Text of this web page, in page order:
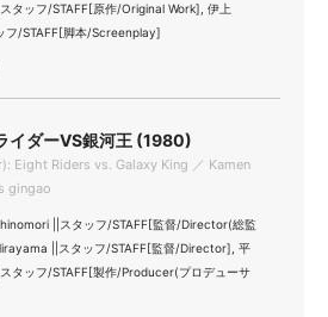
タッフ/STAFF[原作/Original Work], 伊上
フ/STAFF[脚本/Screenplay]
イダーVS銀河王 (1980)
Eight Riders vs. Galaxy King ／ Kamen
gingao
||スタッフ/STAFF[監督/Director(総監
||スタッフ/STAFF[監督/Director], 平
ッフ/STAFF[製作/Producer(プロデューサ